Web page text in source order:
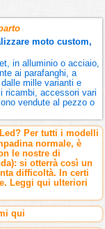
moto custom,
in alluminio o acciaio,
ai parafanghi, a
mille varianti e
ricambi, accessori vari
vendute al pezzo o
Per tutti i modelli
normale, è
le nostre di
si otterrà così un
difficoltà. In certi
Leggi qui ulteriori
qui